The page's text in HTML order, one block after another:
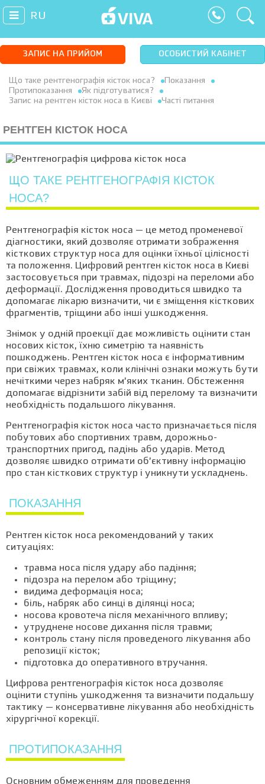
RU
ЗАПИС НА ПРИЙОМ ОСОБИСТИЙ КАБІНЕТ
Що таке рентгенографія кісток носа?
Показання
Протипоказання
Як підготуватися?
Запис на рентген кісток носа в Києві
Часті питання
РЕНТГЕН КІСТОК НОСА
ЩО ТАКЕ РЕНТГЕНОГРАФІЯ КІСТОК
НОСА?
Рентгенографія кісток носа — це метод променевої
діагностики, який дозволяє отримати зображення
кісткових структур носа для оцінки їхньої цілісності
та положення. Цифровий рентген кісток носа в Києві
застосовується при травмах, підозрі на переломи або
деформації. Дослідження проводиться швидко та
допомагає лікарю визначити, чи є зміщення кісткових
фрагментів, тріщини або інші ушкодження.
Знімок у одній проекції дає можливість оцінити стан
носових кісток, їхню симетрію та наявність
пошкоджень. Рентген кісток носа є інформативним
при свіжих травмах, коли клінічні ознаки можуть бути
нечіткими через набряк м’яких тканин. Обстеження
допомагає відрізнити забій від перелому та визначити
необхідність подальшого лікування.
Рентгенографія кісток носа часто призначається після
побутових або спортивних травм, дорожньо-
транспортних пригод, падінь або ударів. Метод
дозволяє швидко отримати об’єктивну інформацію
про стан кісткових структур і уникнути ускладнень.
ПОКАЗАННЯ
Рентген кісток носа рекомендований у таких
ситуаціях:
травма носа після удару або падіння;
підозра на перелом або тріщину;
видима деформація носа;
біль, набряк або синці в ділянці носа;
носова кровотеча після механічного впливу;
утруднене носове дихання після травми;
контроль стану після проведеного лікування або
репозиції кісток;
підготовка до оперативного втручання.
Цифрова рентгенографія кісток носа дозволяє
оцінити ступінь ушкодження та визначити подальшу
тактику — консервативне лікування або необхідність
хірургічної корекції.
ПРОТИПОКАЗАННЯ
Основним обмеженням для проведення